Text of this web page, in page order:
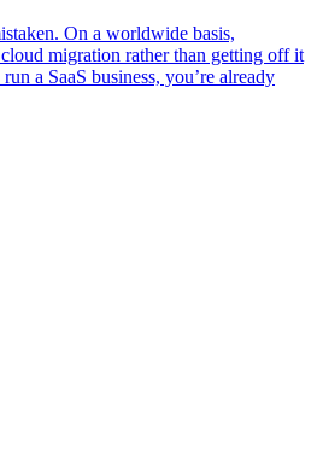
On a worldwide basis,
migration rather than getting off it
a SaaS business, you’re already